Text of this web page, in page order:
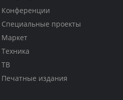
Конференции
Специальные проекты
Маркет
Техника
ТВ
Печатные издания